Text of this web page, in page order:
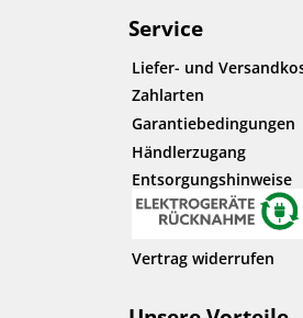
Service
Liefer- und
Zahlarten
Garantiebedingungen
Händlerzugang
Entsorgungshinweise
Vertrag widerrufen